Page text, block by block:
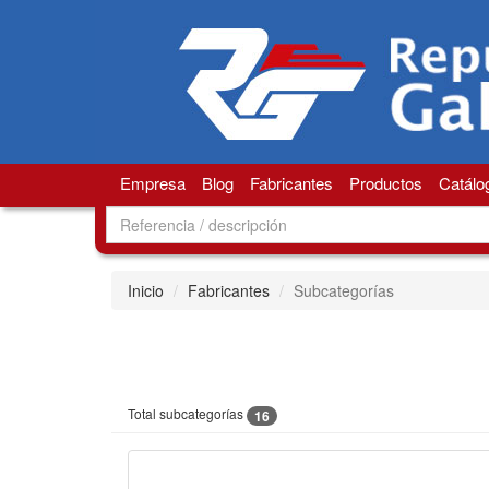
Empresa Blog Fabricantes Productos
Inicio Fabricantes Subcategorías
Total subcategorías 16